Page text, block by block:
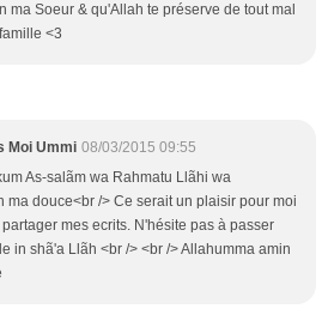
ma Soeur & qu'Allah te préserve de tout mal
<3
Moi Ummi 08/03/2015 09:55
As-salãm wa Rahmatu Llãhi wa
ma douce<br /> Ce serait un plaisir pour moi
mes ecrits. N'hésite pas à passer
in shã'a Llãh <br /> <br /> Allahumma amin